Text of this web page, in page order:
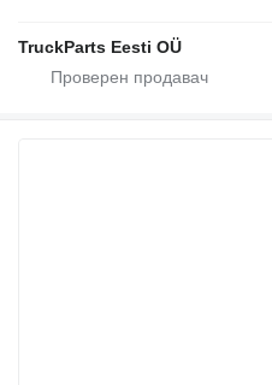
TruckParts Eesti OÜ